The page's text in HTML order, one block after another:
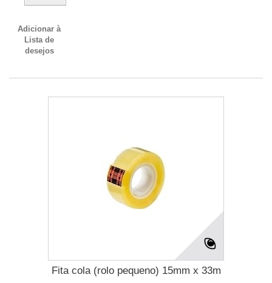
Adicionar à
Lista de
desejos
Fita cola (rolo pequeno) 15mm x 33m